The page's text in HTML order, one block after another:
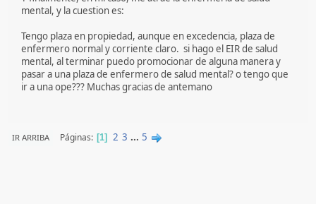
mental, y la cuestion es:
Tengo plaza en propiedad, aunque en excedencia, plaza de
enfermero normal y corriente claro. si hago el EIR de salud
mental, al terminar puedo promocionar de alguna manera y
pasar a una plaza de enfermero de salud mental? o tengo que
ir a una ope??? Muchas gracias de antemano
IR ARRIBA Páginas 1 2 3 ... 5